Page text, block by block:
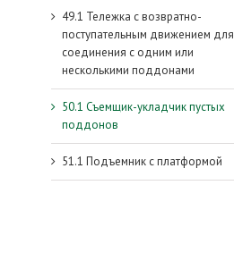
49.1 Тележка с возвратно-
поступательным движением для
соединения с одним или
несколькими поддонами
50.1 Съемщик-укладчик пустых
поддонов
51.1 Подъемник с платформой